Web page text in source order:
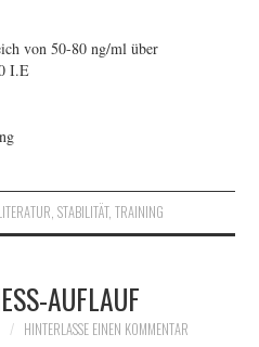
von 50-80 ng/ml über
I.E
, STABILITÄT, TRAINING
AUFLAUF
HINTERLASSE EINEN KOMMENTAR